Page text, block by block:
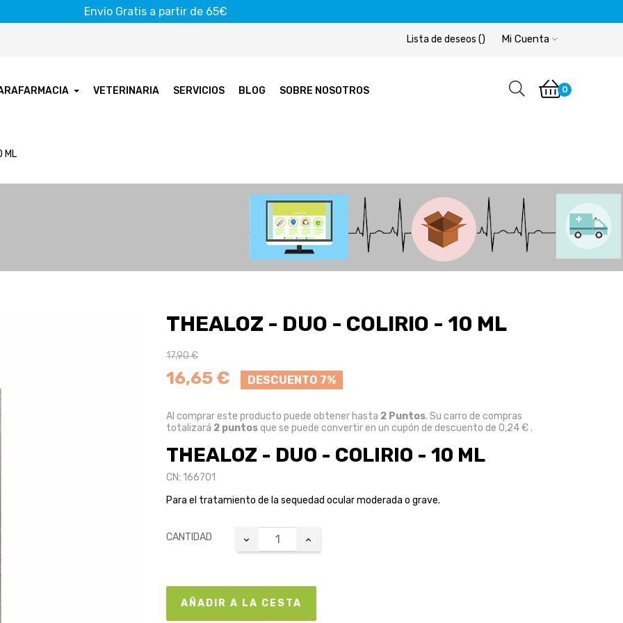
Envío Gratis a partir de 65€
Mi Cuenta
Lista de deseos ()
VETERINARIA SERVICIOS BLOG SOBRE NOSOTROS 0
ML
THEALOZ - DUO - COLIRIO - 10 ML
17,90 €
16,65 € DESCUENTO 7%
Al comprar este producto puede obtener hasta 2 Puntos. Su carro de compras
totalizará 2 puntosque se puede convertir en un cupón de descuento de 0,24 €.
THEALOZ - DUO - COLIRIO - 10 ML
CN: 166701
Para el tratamiento de la sequedad ocular moderada o grave.
CANTIDAD
AÑADIR A LA CESTA